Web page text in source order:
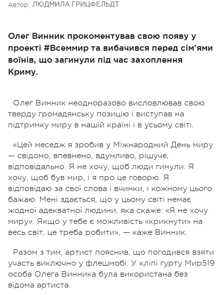
Автор: ЛЮДМИЛА ГРИЦФЕЛЬДТ
Олег Винник прокоментував свою появу у
проекті #Всеммир та вибачився перед сім’ями
воїнів, що загинули під час захоплення
Криму.
Олег Винник неодноразово висловлював свою
тверду громадянську позицію і виступав на
підтримку миру в нашій країні і в усьому світі.
«Цей меседж я зробив у Міжнародний День миру
— свідомо, впевнено, вдумливо, рішуче,
відповідально. Я не хочу, щоб люди гинули. Я
хочу, щоб був мир, і я про це говорю. Я
відповідаю за свої слова і вчинки, і кожному цього
бажаю. Мені здається, що у цьому світі немає
жодної адекватної людини, яка скаже: «Я не хочу
миру». Якщо у тебе є можливість «крикнути» на
весь світ, це треба робити», — каже Винник.
Разом з тим, артист пояснив, що погодився взяти
участь виключно у флешмобі. У кліпі гурту Мир519
особа Олега Винника була використана без
відома артиста.